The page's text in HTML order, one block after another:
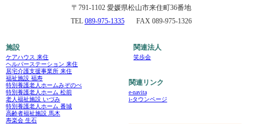
〒791-1102 愛媛県松山市来住町36番地
TEL 089-975-1335 FAX 089-975-1326
施設
ケアハウス 来住
ヘルパーステーション 来住
居宅介護支援事業所 来住
福祉施設 福寿
特別養護老人ホームみぞのべ
特別養護老人ホーム 松前
老人福祉施設 いづみ
特別養護老人ホーム 番城
高齢者福祉施設 馬木
寿楽会 生石
関連法人
笑歩会
関連リンク
e-navita
i-タウンページ